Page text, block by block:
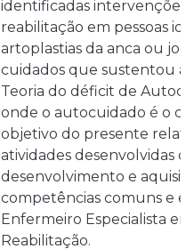
identificadas
reabilitação em pessoas
artoplastias da anca ou
cuidados que sustentou a
Teoria do déficit de
onde o autocuidado é o
objetivo do presente
atividades desenvolvidas
desenvolvimento e
competências comuns e
Enfermeiro Especialista
Reabilitação.